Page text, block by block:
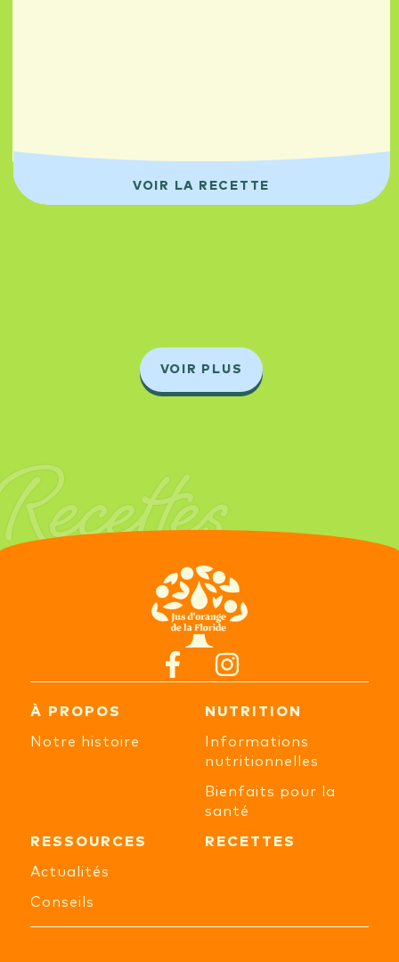
VOIR LA RECETTE
VOIR PLUS
Recettes
À PROPOS
Notre histoire
NUTRITION
Informations
nutritionnelles
Bienfaits pour la
santé
RECETTES
RESSOURCES
Actualités
Conseils